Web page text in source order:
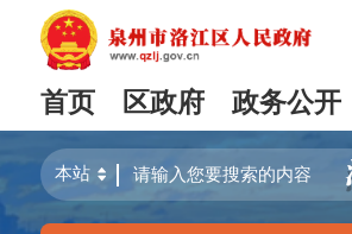
首页 区政府 政务公开